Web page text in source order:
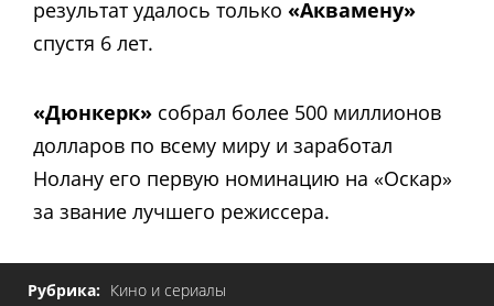
результат удалось только «Аквамену»
спустя 6 лет.
«Дюнкерк» собрал более 500 миллионов
долларов по всему миру и заработал
Нолану его первую номинацию на «Оскар»
за звание лучшего режиссера.
Рубрика: Кино и сериалы